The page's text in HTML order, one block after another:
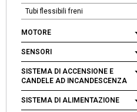
Tubi flessibili freni
MOTORE
SENSORI
SISTEMA DI ACCENSIONE E
CANDELE AD INCANDESCENZA
SISTEMA DI ALIMENTAZIONE